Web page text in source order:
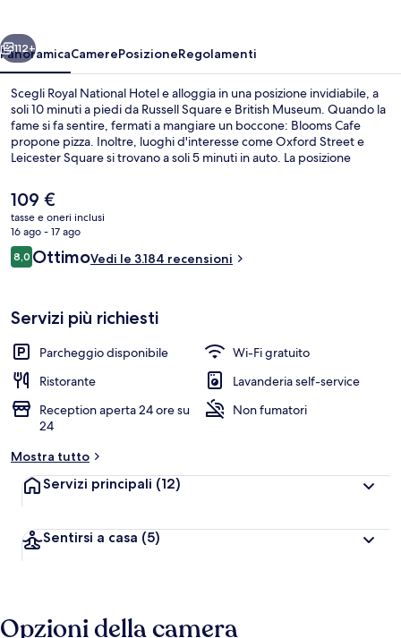
Avanti
112+
PanoramicaCamerePosizioneRegolamenti
Scegli Royal National Hotel e alloggia in una posizione invidiabile, a
soli 10 minuti a piedi da Russell Square e British Museum. Quando la
fame si fa sentire, fermati a mangiare un boccone: Blooms Cafe
propone pizza. Inoltre, luoghi d'interesse come Oxford Street e
Leicester Square si trovano a soli 5 minuti in auto. La posizione
per i mezzi pubblici: Stazione della metro di Russell Square si trova a
3 min a piedi e Stazione della metro di Euston a 10 min.
Il
prezzo
attuale
è
109 €
109 €
tasse e oneri inclusi
16 ago - 17 ago
Recensioni
8,08,0 su 10
OttimoVedi le 3.184 recensioni
Servizi più richiesti
Parcheggio disponibile
Wi-Fi gratuito
Ristorante
Lavanderia self-service
Reception aperta 24 ore su
24
Non fumatori
Mostra tutto
Servizi principali (12)
Sentirsi a casa (5)
Opzioni della camera